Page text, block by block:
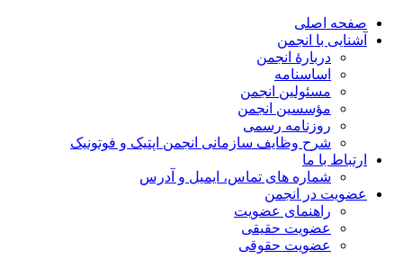
صفحه اصلی
آشنایی با انجمن
دربارۀ انجمن
اساسنامه
مسئولین انجمن
مؤسسین انجمن
روزنامه رسمی
شرح وظایف سازمانی انجمن اپتیک و فوتونیک
ارتباط با ما
شماره های تماس، ایمیل و آدرس
عضویت در انجمن
راهنمای عضویت
عضویت حقیقی
عضویت حقوقی